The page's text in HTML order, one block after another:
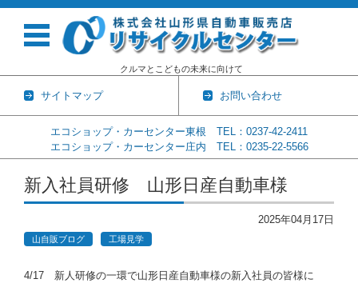
クルマとこどもの未来に向けて
サイトマップ お問い合わせ
エコショップ・カーセンター東根 TEL：0237-42-2411
エコショップ・カーセンター庄内 TEL：0235-22-5566
コンテンツに移動
新入社員研修 山形日産自動車様
2025年04月17日
山自販ブログ 工場見学
4/17 新人研修の一環で山形日産自動車様の新入社員の皆様に